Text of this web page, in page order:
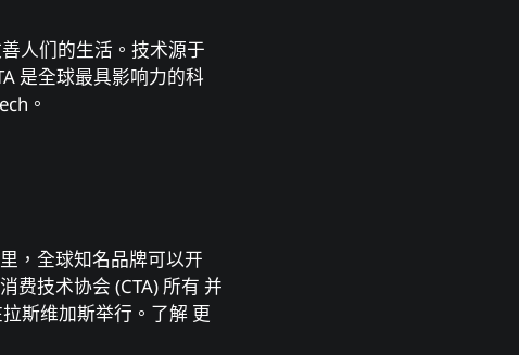
⼈们的⽣活。技术源于
是全球最具影响⼒的科
。
，全球知名品牌可以开
费技术协会 (CTA) 所有 并
斯维加斯举⾏。了解 更